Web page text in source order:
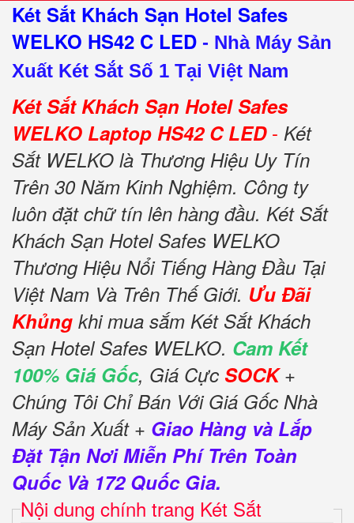
Két Sắt Khách Sạn Hotel Safes
WELKO HS42 C LED - Nhà Máy Sản
Xuất Két Sắt Số 1 Tại Việt Nam
Két Sắt Khách Sạn Hotel Safes
WELKO Laptop HS42 C LED- Két
Sắt WELKO là Thương Hiệu Uy Tín
Trên 30 Năm Kinh Nghiệm. Công ty
luôn đặt chữ tín lên hàng đầu. Két Sắt
Khách Sạn Hotel Safes WELKO
Thương Hiệu Nổi Tiếng Hàng Đầu Tại
Việt Nam Và Trên Thế Giới. Ưu Đãi
Khủng khi mua sắm Két Sắt Khách
Sạn Hotel Safes WELKO. Cam Kết
100% Giá Gốc, Giá Cực SOCK+
Chúng Tôi Chỉ Bán Với Giá Gốc Nhà
Máy Sản Xuất + Giao Hàng và Lắp
Đặt Tận Nơi Miễn Phí Trên Toàn
Quốc Và 172 Quốc Gia.
Nội dung chính trang Két Sắt